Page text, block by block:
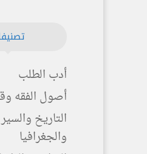
أدب الطلب
أصول الفقه
التاريخ
والجغرافيا